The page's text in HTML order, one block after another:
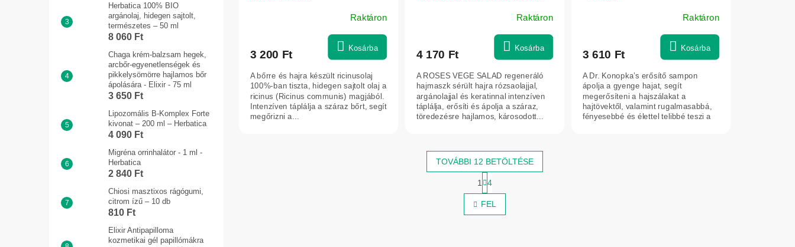
Herbatica 100% BIO
argánolaj, hidegen sajtolt,
természetes – 50 ml
8 060 Ft
Chaga krém-balzsam hegek,
arcbőr-egyenetlenségek és
pikkelysömörre hajlamos bőr
ápolására - Elixir - 75 ml
3 650 Ft
Lipozomális B-Komplex Forte
kivonat – 200 ml – Herbatica
4 090 Ft
Migréna orrinhalátor - 1 ml -
Herbatica
2 840 Ft
Chiosi masztixos rágógumi,
citrom ízű – 10 db
810 Ft
Elixir Antipapilloma
kozmetikai gél papillómákra
Raktáron
3 200 Ft Kosárba
A bőrre és hajra készült ricinusolaj
100%-ban tiszta, hidegen sajtolt olaj a
ricinus (Ricinus communis) magjából.
Intenzíven táplálja a száraz bőrt, segít
megőrizni a...
Raktáron
4 170 Ft Kosárba
A ROSES VEGE SALAD regeneráló
hajmaszk sérült hajra rózsaolajjal,
argánolajjal és keratinnal intenzíven
táplálja, erősíti és ápolja a száraz,
töredezésre hajlamos, károsodott...
Raktáron
3 610 Ft Kosárba
A Dr. Konopka’s erősítő sampon
ápolja a gyenge hajat, segít
megerősíteni a hajszálakat a
hajtövektől, valamint rugalmasabbá,
fényesebbé és élettel telibbé teszi a
L
i
s
TOVÁBBI 12 BETÖLTÉSE
a
p
o
z
1 4
FEL